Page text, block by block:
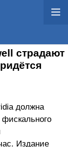
страдают
должна
Издание